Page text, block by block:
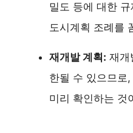
밀도 등에 대한
도시계획 조례를
재개발 계획: 재개
한될 수 있으므로
미리 확인하는 것